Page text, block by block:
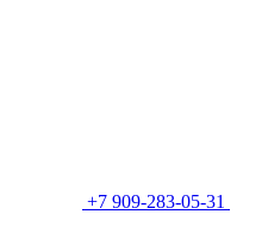
+7 909-283-05-31